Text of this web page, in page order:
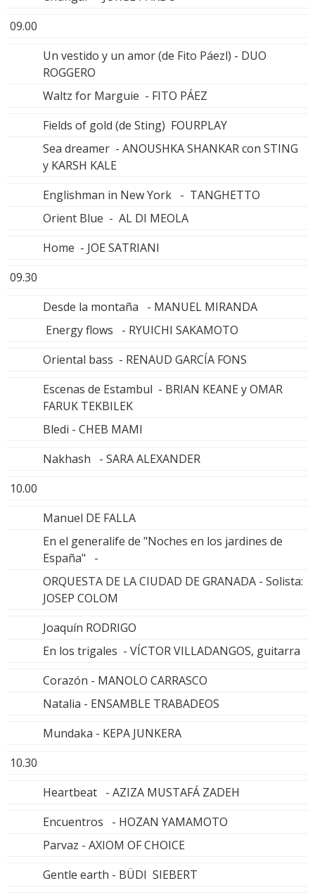
09.00
Un vestido y un amor (de Fito Páezl) - DUO
ROGGERO
Waltz for Marguie - FITO PÁEZ
Fields of gold (de Sting) FOURPLAY
Sea dreamer - ANOUSHKA SHANKAR con STING
y KARSH KALE
Englishman in New York - TANGHETTO
Orient Blue - AL DI MEOLA
Home - JOE SATRIANI
09.30
Desde la montaña - MANUEL MIRANDA
Energy flows - RYUICHI SAKAMOTO
Oriental bass - RENAUD GARCÍA FONS
Escenas de Estambul - BRIAN KEANE y OMAR
FARUK TEKBILEK
Bledi - CHEB MAMI
Nakhash - SARA ALEXANDER
10.00
Manuel DE FALLA
En el generalife de "Noches en los jardines de
España" -
ORQUESTA DE LA CIUDAD DE GRANADA - Solista:
JOSEP COLOM
Joaquín RODRIGO
En los trigales - VÍCTOR VILLADANGOS, guitarra
Corazón - MANOLO CARRASCO
Natalia - ENSAMBLE TRABADEOS
Mundaka - KEPA JUNKERA
10.30
Heartbeat - AZIZA MUSTAFÁ ZADEH
Encuentros - HOZAN YAMAMOTO
Parvaz - AXIOM OF CHOICE
Gentle earth - BÜDI SIEBERT